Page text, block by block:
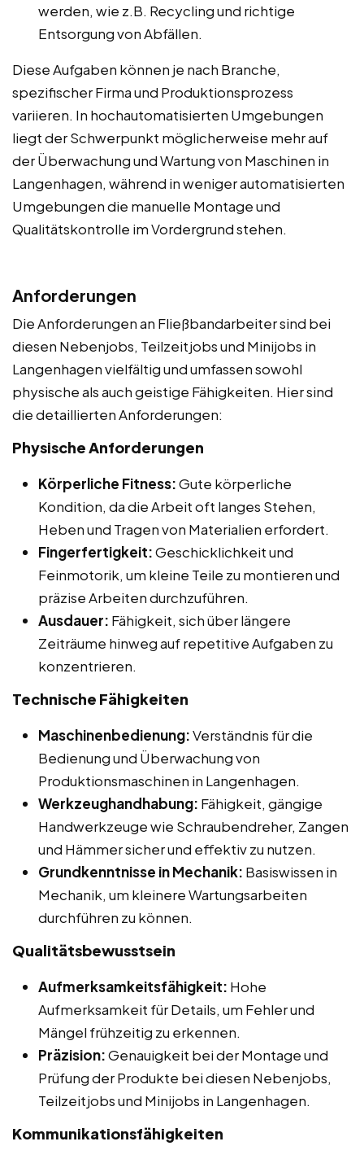
werden, wie z.B. Recycling und richtige
Entsorgung von Abfällen.
Diese Aufgaben können je nach Branche,
spezifischer Firma und Produktionsprozess
variieren. In hochautomatisierten Umgebungen
liegt der Schwerpunkt möglicherweise mehr auf
der Überwachung und Wartung von Maschinen in
Langenhagen, während in weniger automatisierten
Umgebungen die manuelle Montage und
Qualitätskontrolle im Vordergrund stehen.
Anforderungen
Die Anforderungen an Fließbandarbeiter sind bei
diesen Nebenjobs, Teilzeitjobs und Minijobs in
Langenhagen vielfältig und umfassen sowohl
physische als auch geistige Fähigkeiten. Hier sind
die detaillierten Anforderungen:
Physische Anforderungen
Körperliche Fitness:Gute körperliche
Kondition, da die Arbeit oft langes Stehen,
Heben und Tragen von Materialien erfordert.
Fingerfertigkeit:Geschicklichkeit und
Feinmotorik, um kleine Teile zu montieren und
präzise Arbeiten durchzuführen.
Ausdauer: Fähigkeit, sich über längere
Zeiträume hinweg auf repetitive Aufgaben zu
konzentrieren.
Technische Fähigkeiten
Maschinenbedienung:Verständnis für die
Bedienung und Überwachung von
Produktionsmaschinen in Langenhagen.
Werkzeughandhabung: Fähigkeit, gängige
Handwerkzeuge wie Schraubendreher, Zangen
und Hämmer sicher und effektiv zu nutzen.
Grundkenntnisse in Mechanik: Basiswissen in
Mechanik, um kleinere Wartungsarbeiten
durchführen zu können.
Qualitätsbewusstsein
Aufmerksamkeitsfähigkeit: Hohe
Aufmerksamkeit für Details, um Fehler und
Mängel frühzeitig zu erkennen.
Präzision:Genauigkeit bei der Montage und
Prüfung der Produkte bei diesen Nebenjobs,
Teilzeitjobs und Minijobs in Langenhagen.
Kommunikationsfähigkeiten